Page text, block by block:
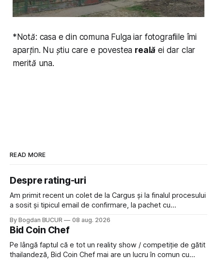
* Notă: casa e din comuna Fulga iar fotografiile îmi
aparțin. Nu știu care e povestea reală ei dar clar
merită una.
READ MORE
Despre rating-uri
Am primit recent un colet de la Cargus și la finalul procesului
a sosit și tipicul email de confirmare, la pachet cu
feedback-ului și eram în toate bune, de data asta am dat
click să le las un rating. Un 5
By Bogdan BUCUR 08 aug. 2026
Bid Coin Chef
Pe lângă faptul că e tot un reality show / competiție de gătit
thailandeză, Bid Coin Chef mai are un lucru în comun cu